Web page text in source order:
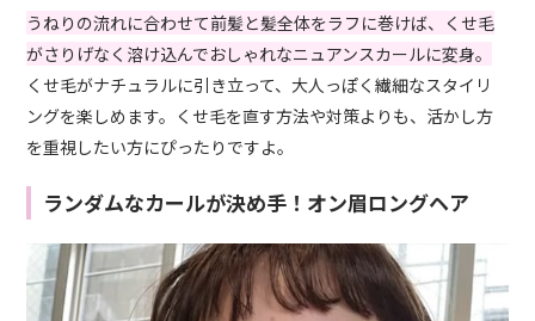
うねりの流れに合わせて前髪と髪全体をラフに巻けば、くせ毛
がさりげなく溶け込んでおしゃれなニュアンスカールに変身。
くせ毛がナチュラルに引き立って、大人っぽく繊細なスタイリ
ングを楽しめます。くせ毛を直す方法や対策よりも、活かし方
を重視したい方にぴったりですよ。
ランダムなカールが決め手！オン眉ロングヘア